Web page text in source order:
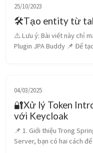
25/10/2023
🛠️Tạo entity từ
⚠️ Lưu ý: Bài viết này chỉ
Plugin JPA Buddy 📌 Để
04/03/2025
🔐Xử lý Token
với Keycloak
📌 1. Giới thiệu Trong
Server, bạn có hai cách